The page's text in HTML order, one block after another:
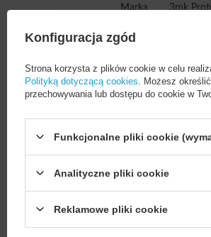
Marka 3mk
za ten produkt na terenie
UE
o.o.
Seria
3mk
Gwarancja
Wystarczy założyć konto
odblokować zniżki na
Konfiguracja zgód
Strona korzysta z plików cookie w celu
Polityką dotyczącą cookies . Możesz
przechowywania lub dostępu do cookie w
Funkcjonalne pliki cookie
Analityczne pliki cookie
Reklamowe pliki cookie